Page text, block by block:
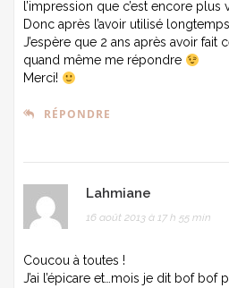
l’impression que c’est encore plus
Donc après l’avoir utilisé
J’espère que 2 ans après avoir fait
quand même me répondre
Merci!
RÉPONDRE
Lahmiane
16 août 2013 à 17 h 55 min
Coucou à toutes !
J’ai l’épicare et…mois je dit bof bof